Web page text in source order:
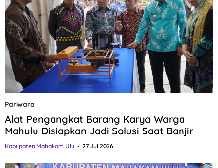
Pariwara
Alat Pengangkat Barang Karya Warga
Mahulu Disiapkan Jadi Solusi Saat Banjir
Kabupaten Mahakam Ulu 27 Jul 2026